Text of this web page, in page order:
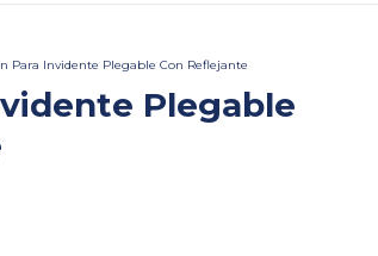
Para Invidente Plegable Con Reflejante
Plegable